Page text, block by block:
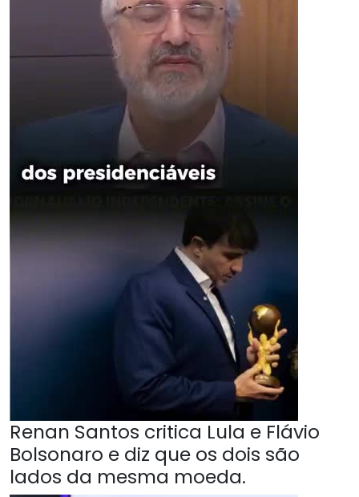
Renan Santos critica Lula e Flávio
Bolsonaro e diz que os dois são
lados da mesma moeda.